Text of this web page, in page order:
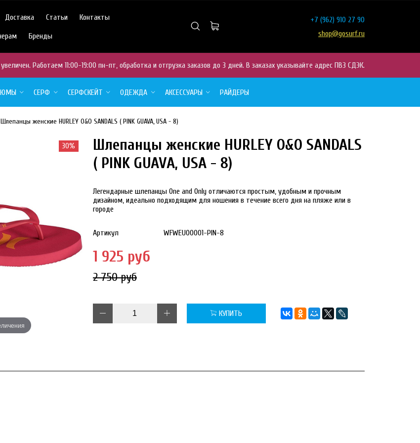
Доставка Статьи Контакты
Бренды
+7 (962) 910 27 90
shop@gosurf.ru
Работаем 11:00-19:00 пн-пт, обработка и отгрузка заказов до 3 дней. В заказах указывайте адрес ПВЗ СДЭК.
СЕРФ СЕРФСКЕЙТ ОДЕЖДА АКСЕССУАРЫ РАЙДЕРЫ
Шлепанцы женские HURLEY O&O SANDALS ( PINK GUAVA, USA - 8)
30% NEW 30%
Наведите для увеличения
Шлепанцы женские HURLEY O&O SANDALS
( PINK GUAVA, USA - 8)
Легендарные шлепанцы One and Only отличаются простым, удобным и прочным
дизайном, идеально подходящим для ношения в течение всего дня на пляже или в
городе
Артикул WFWEU00001-PIN-8
1 925 руб
2 750 руб
КУПИТЬ